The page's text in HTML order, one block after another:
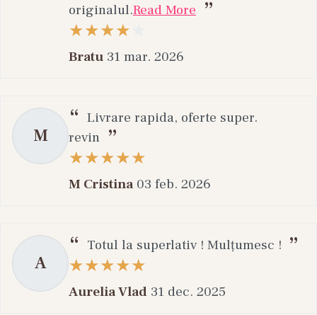
originalul.Read More
Bratu 31 mar. 2026
M
Livrare rapida, oferte super.
revin
M Cristina 03 feb. 2026
A
Totul la superlativ ! Mulțumesc !
Aurelia Vlad 31 dec. 2025